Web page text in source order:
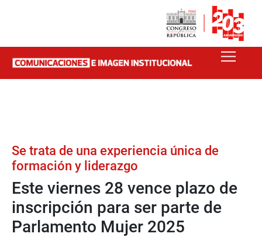
Se trata de una experiencia única de
formación y liderazgo
Este viernes 28 vence plazo de
inscripción para ser parte de
Parlamento Mujer 2025